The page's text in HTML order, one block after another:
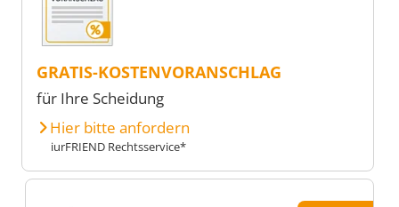
GRATIS-KOSTENVORANSCHLAG
für Ihre Scheidung
Hier bitte anfordern
iurFRIEND Rechtsservice*